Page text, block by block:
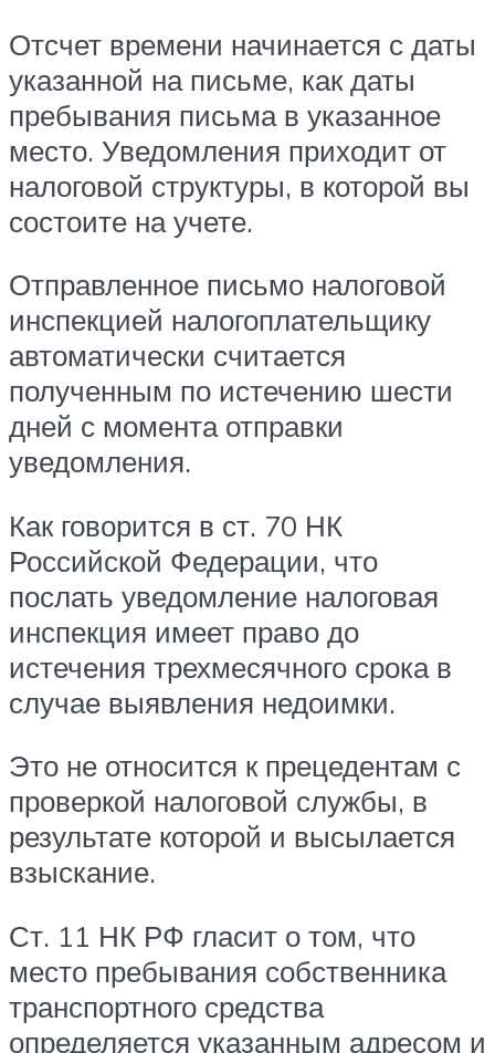
Отсчет времени начинается с даты
указанной на письме, как даты
пребывания письма в указанное
место. Уведомления приходит от
налоговой структуры, в которой вы
состоите на учете.
Отправленное письмо налоговой
инспекцией налогоплательщику
автоматически считается
полученным по истечению шести
дней с момента отправки
уведомления.
Как говорится в ст. 70 НК
Российской Федерации, что
послать уведомление налоговая
инспекция имеет право до
истечения трехмесячного срока в
случае выявления недоимки.
Это не относится к прецедентам с
проверкой налоговой службы, в
результате которой и высылается
взыскание.
Ст. 11 НК РФ гласит о том, что
место пребывания собственника
транспортного средства
определяется указанным адресом и